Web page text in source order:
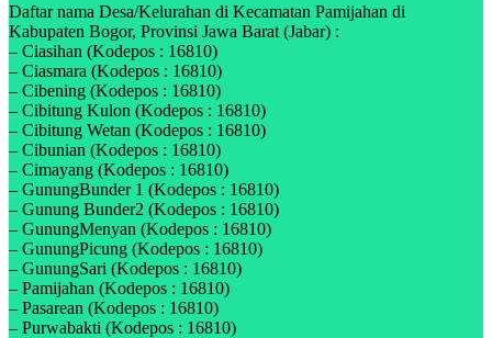
Daftar nama Desa/Kelurahan di Kecamatan Pamijahan di
Kabupaten Bogor, Provinsi Jawa Barat (Jabar) :
– Ciasihan (Kodepos : 16810)
– Ciasmara (Kodepos : 16810)
– Cibening (Kodepos : 16810)
– Cibitung Kulon (Kodepos : 16810)
– Cibitung Wetan (Kodepos : 16810)
– Cibunian (Kodepos : 16810)
– Cimayang (Kodepos : 16810)
– GunungBunder 1 (Kodepos : 16810)
– Gunung Bunder2 (Kodepos : 16810)
– GunungMenyan (Kodepos : 16810)
– GunungPicung (Kodepos : 16810)
– GunungSari (Kodepos : 16810)
– Pamijahan (Kodepos : 16810)
– Pasarean (Kodepos : 16810)
– Purwabakti (Kodepos : 16810)